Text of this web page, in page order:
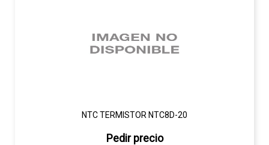
NTC TERMISTOR NTC8D-20
Pedir precio